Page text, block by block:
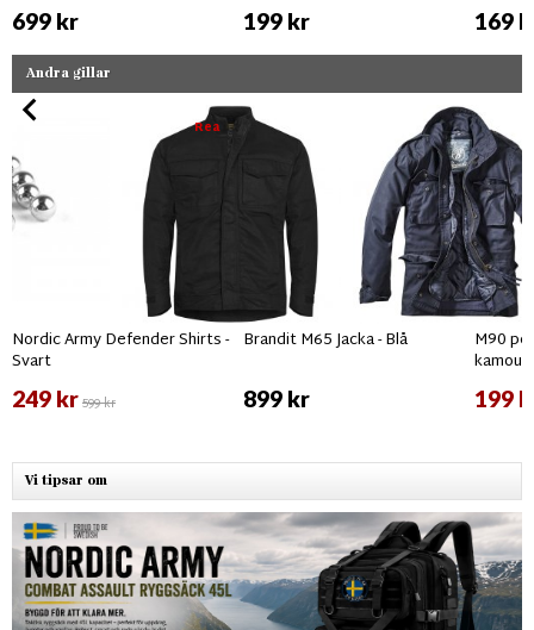
699 kr 199 kr 169
Andra gillar
Rea
Nordic Army Defender Shirts -
Svart
249 kr599 kr
Brandit M65 Jacka - Blå
899 kr
M90
199
Vi tipsar om